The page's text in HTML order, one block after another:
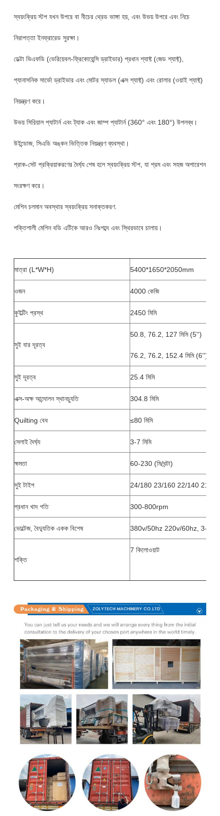
স্বয়ংক্রিয় স্টপ যখন উপরে বা নীচের থ্রেড ভাঙ্গা হয়, এবং উভয় উপরে এবং নিচে
নিরাপত্তা ইনফ্রারেড সুরক্ষা।
ডেল্টা ভিএফডি (ভেরিয়েবল-ফ্রিকোয়েন্সি ড্রাইভার) প্রধান শ্যাফ্ট (জেড শ্যাফ্ট),
প্যানাসনিক সার্ভো ড্রাইভার এবং মোটর স্যাডল (এক্স শ্যাফ্ট) এবং রোলার (ওয়াই শ্যাফ্ট)
নিয়ন্ত্রণ করে।
উভয় সিরিয়াল প্যাটার্ন এবং ট্যাক এবং জাম্প প্যাটার্ন (360° এবং 180°) উপলব্ধ।
উইন্ডোজ, সিএডি অঙ্কন ভিত্তিক নিয়ন্ত্রণ ব্যবস্থা।
প্রাক-সেট প্রক্রিয়াকরণের দৈর্ঘ্য শেষ হলে স্বয়ংক্রিয় স্টপ, যা শ্রম এবং সহজ অপারেশন
সংরক্ষণ করে।
মেশিন চলমান অবস্থার স্বয়ংক্রিয় সনাক্তকরণ.
শক্তিশালী মেশিন বডি এটিকে আরও নিঃশব্দে এবং স্থিরভাবে চালায়।
মাত্রা (L*W*H) 5400*1650*2050mm
ওজন 4000 কেজি
কুইল্টিং প্রস্থ 2450 মিমি
সুই বার দূরত্ব
50.8, 76.2, 127 মিমি (5'')
76.2, 76.2, 152.4 মিমি (6'')
সুই দূরত্ব 25.4 মিমি
এক্স-অক্ষ আন্দোলন স্থানচ্যুতি 304.8 মিমি
Quilting বেধ ≤80 মিমি
সেলাই দৈর্ঘ্য 3-7 মিমি
ক্ষমতা 60-230 (মি/ঘন্টা)
সুই টাইপ 24/180 23/160 22/140 21/
প্রধান খাদ গতি 300-800rpm
ভোল্টেজ, বৈদ্যুতিক একক বিশেষ 380v/50hz 220v/60hz, 3-ফেজ
শক্তি
7 কিলোওয়াট